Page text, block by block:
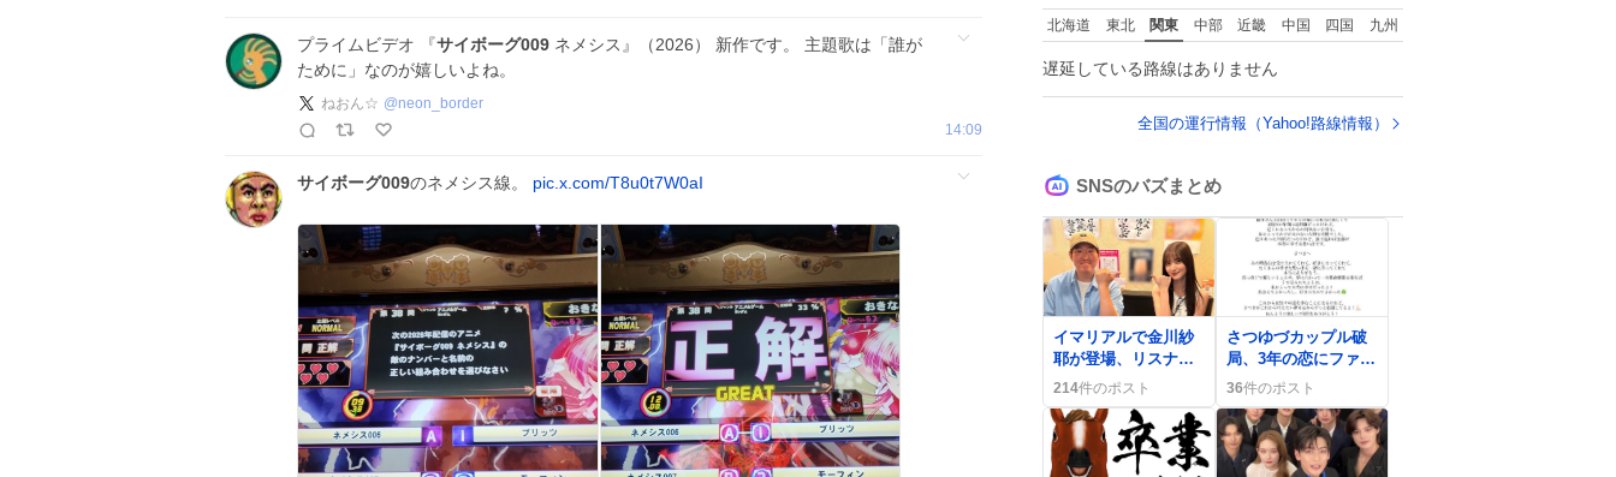
プライムビデオ 『サイボーグ009 ネメシス』（2026） 新作です。 主題歌は「誰が
ために」なのが嬉しいよね。
ねおん☆ @neon_border
14:09
サイボーグ009のネメシス線。 pic.x.com/T8u0t7W0aI
北海道 東北 関東 中部 近畿 中国 四国 九州
遅延している路線はありません
全国の運行情報（Yahoo!路線情報）
SNSのバズまとめ
イマリアルで金川紗
耶が登場、リスナー
歓喜の『大盛りハッ
ピー』が話題に
214件のポスト
さつゆづカップル破
局、3年の恋にファン
が涙「最推しだっ
た」悲しみ
36件のポスト